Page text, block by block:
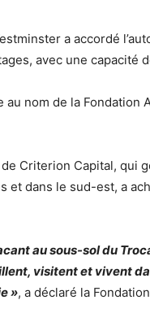
a accordé
avec une capacité
au nom de la Fondation
Criterion Capital, qui
et dans le sud-est, a
au sous-sol du
visitent et vivent
», a déclaré la